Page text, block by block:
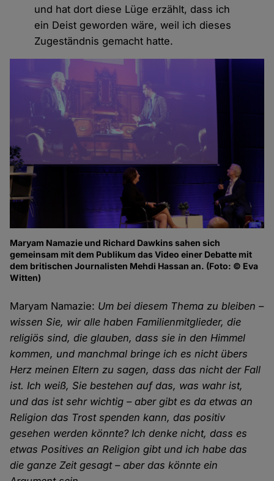
und hat dort diese Lüge erzählt, dass ich
ein Deist geworden wäre, weil ich dieses
Zugeständnis gemacht hatte.
Maryam Namazie und Richard Dawkins sahen sich
gemeinsam mit dem Publikum das Video einer Debatte mit
dem britischen Journalisten Mehdi Hassan an. (Foto: © Eva
Witten)
Maryam Namazie: Um bei diesem Thema zu bleiben –
wissen Sie, wir alle haben Familienmitglieder, die
religiös sind, die glauben, dass sie in den Himmel
kommen, und manchmal bringe ich es nicht übers
Herz meinen Eltern zu sagen, dass das nicht der Fall
ist. Ich weiß, Sie bestehen auf das, was wahr ist,
und das ist sehr wichtig – aber gibt es da etwas an
Religion das Trost spenden kann, das positiv
gesehen werden könnte? Ich denke nicht, dass es
etwas Positives an Religion gibt und ich habe das
die ganze Zeit gesagt – aber das könnte ein